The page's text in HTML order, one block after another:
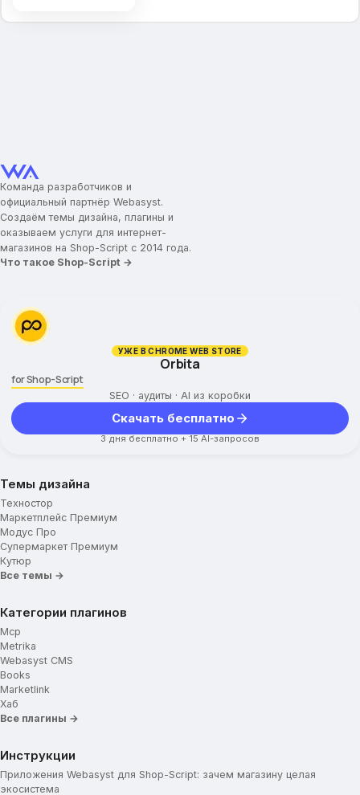
Команда разработчиков и
официальный партнёр Webasyst.
Создаём темы дизайна, плагины и
оказываем услуги для интернет-
магазинов на Shop-Script с 2014 года.
Что такое Shop-Script →
УЖЕ В CHROME WEB STORE
Orbita
for Shop-Script
SEO · аудиты · AI из коробки
Скачать бесплатно
3 дня бесплатно + 15 AI-запросов
Темы дизайна
Техностор
Маркетплейс Премиум
Модус Про
Супермаркет Премиум
Кутюр
Все темы →
Категории плагинов
Mcp
Metrika
Webasyst CMS
Books
Marketlink
Хаб
Все плагины →
Инструкции
Приложения Webasyst для Shop-Script: зачем магазину целая
экосистема